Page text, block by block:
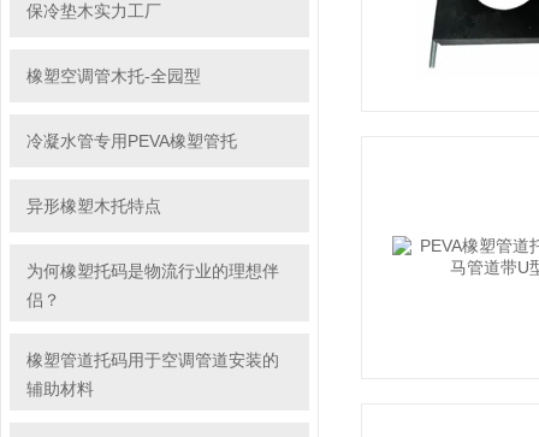
保冷垫木实力工厂
橡塑空调管木托-全园型
冷凝水管专用PEVA橡塑管托
异形橡塑木托特点
为何橡塑托码是物流行业的理想伴
侣？
橡塑管道托码用于空调管道安装的
辅助材料